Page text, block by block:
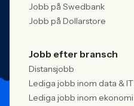
Jobb på Swedbank
Jobb på Dollarstore
Jobb efter bransch
Distansjobb
Lediga jobb inom data & IT
Lediga jobb inom ekonomi